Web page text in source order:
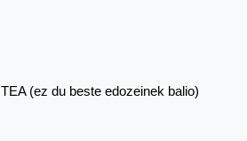
(ez du beste edozeinek balio)